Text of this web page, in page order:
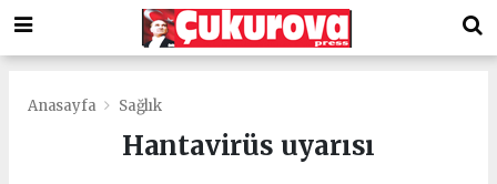
Anasayfa Sağlık
Hantavirüs uyarısı